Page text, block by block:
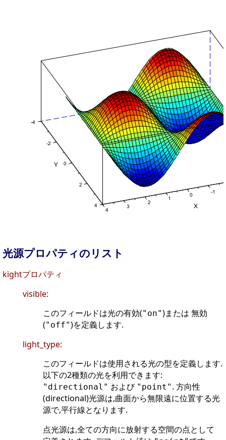
光源プロパティのリスト
kightプロパティ
visible:
このフィールドは光の有効("on")または 無効
("off")を定義します.
light_type:
このフィールドは使用される光の型を定義します.
以下の2種類の光を利用できます:
"directional" および "point" . 方向性
(directional)光源は,曲面から無限遠に位置する光
源で,平行線となります.
点光源は,全ての方向に放射する空間の点として